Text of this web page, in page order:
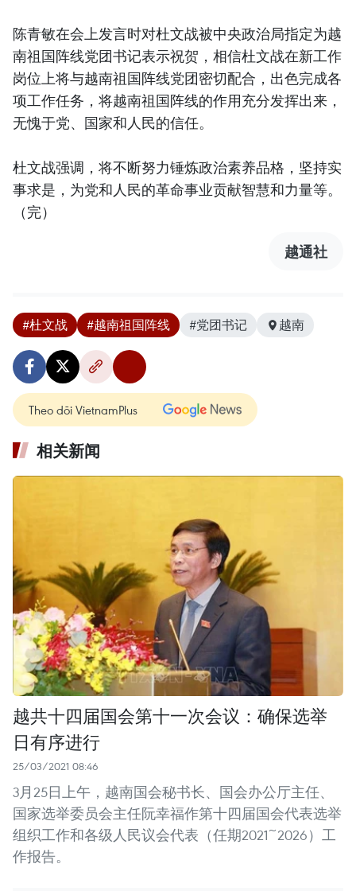
陈青敏在会上发言时对杜文战被中央政治局指定为越
南祖国阵线党团书记表示祝贺，相信杜文战在新工作
岗位上将与越南祖国阵线党团密切配合，出色完成各
项工作任务，将越南祖国阵线的作用充分发挥出来，
无愧于党、国家和人民的信任。
杜文战强调，将不断努力锤炼政治素养品格，坚持实
事求是，为党和人民的革命事业贡献智慧和力量等。
（完）
越通社
#杜文战 #越南祖国阵线 #党团书记 越南
Theo dõi VietnamPlus
相关新闻
越共十四届国会第十一次会议：确保选举
日有序进行
25/03/2021 08:46
3月25日上午，越南国会秘书长、国会办公厅主任、
国家选举委员会主任阮幸福作第十四届国会代表选举
组织工作和各级人民议会代表（任期2021~2026）工
作报告。